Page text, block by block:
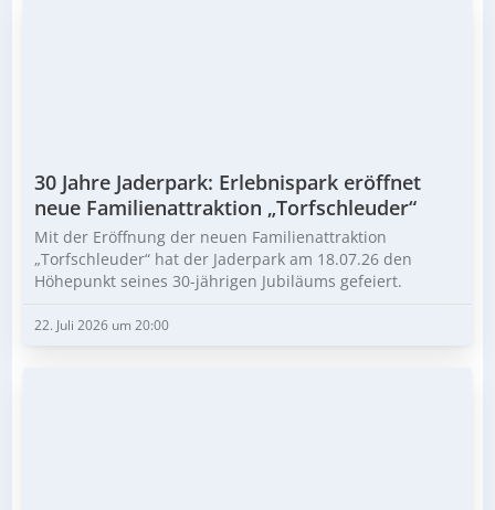
30 Jahre Jaderpark: Erlebnispark eröffnet
neue Familienattraktion „Torfschleuder“
Mit der Eröffnung der neuen Familienattraktion
„Torfschleuder“ hat der Jaderpark am 18.07.26 den
Höhepunkt seines 30-jährigen Jubiläums gefeiert.
22. Juli 2026 um 20:00